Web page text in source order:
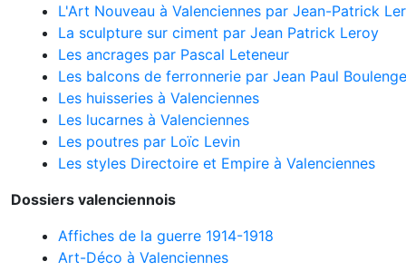
L'Art Nouveau à Valenciennes par Jean-Patrick
La sculpture sur ciment par Jean Patrick Leroy
Les ancrages par Pascal Leteneur
Les balcons de ferronnerie par Jean Paul
Les huisseries à Valenciennes
Les lucarnes à Valenciennes
Les poutres par Loïc Levin
Les styles Directoire et Empire à Valenciennes
Dossiers valenciennois
Affiches de la guerre 1914-1918
Art-Déco à Valenciennes